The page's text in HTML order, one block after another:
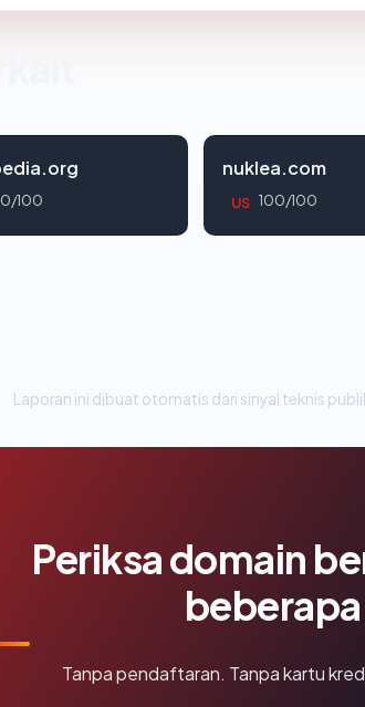
100
nuklea.com
US 100/100
Laporan ini dibuat otomatis dari sinyal teknis
Periksa domain
Tanpa pendaftaran. Tanpa kartu